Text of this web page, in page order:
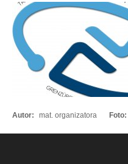
Autor: mat. organizatora Foto: